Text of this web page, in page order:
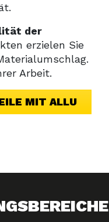
der
erzielen Sie
Arbeit.
MIT ALLU